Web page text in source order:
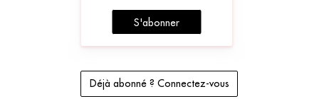
S'abonner
Déjà abonné ? Connectez-vous